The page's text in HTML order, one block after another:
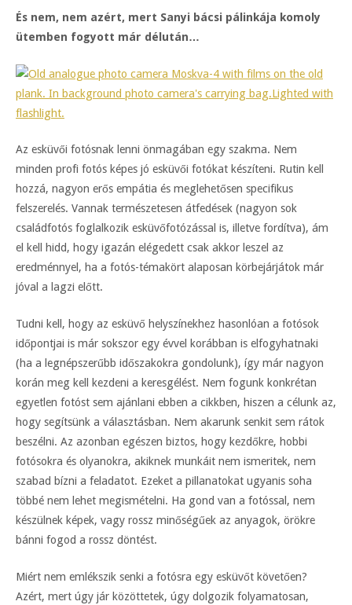
És nem, nem azért, mert Sanyi bácsi pálinkája komoly
ütemben fogyott már délután…
Az esküvői fotósnak lenni önmagában egy szakma. Nem
minden profi fotós képes jó esküvői fotókat készíteni. Rutin kell
hozzá, nagyon erős empátia és meglehetősen specifikus
felszerelés. Vannak természetesen átfedések (nagyon sok
családfotós foglalkozik esküvőfotózással is, illetve fordítva), ám
el kell hidd, hogy igazán elégedett csak akkor leszel az
eredménnyel, ha a fotós-témakört alaposan körbejárjátok már
jóval a lagzi előtt.
Tudni kell, hogy az esküvő helyszínekhez hasonlóan a fotósok
időpontjai is már sokszor egy évvel korábban is elfogyhatnaki
(ha a legnépszerűbb időszakokra gondolunk), így már nagyon
korán meg kell kezdeni a keresgélést. Nem fogunk konkrétan
egyetlen fotóst sem ajánlani ebben a cikkben, hiszen a célunk az,
hogy segítsünk a választásban. Nem akarunk senkit sem rátok
beszélni. Az azonban egészen biztos, hogy kezdőkre, hobbi
fotósokra és olyanokra, akiknek munkáit nem ismeritek, nem
szabad bízni a feladatot. Ezeket a pillanatokat ugyanis soha
többé nem lehet megismételni. Ha gond van a fotóssal, nem
készülnek képek, vagy rossz minőségűek az anyagok, örökre
bánni fogod a rossz döntést.
Miért nem emlékszik senki a fotósra egy esküvőt követően?
Azért, mert úgy jár közöttetek, úgy dolgozik folyamatosan,